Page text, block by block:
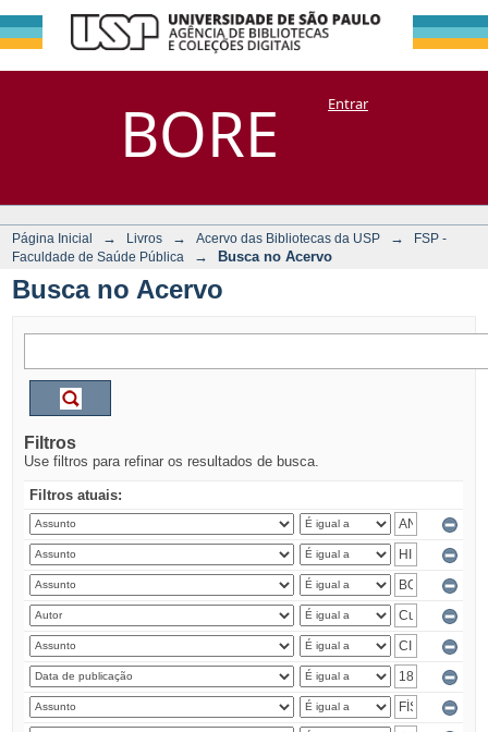
BORE
Busca no Acervo
DSpace/Manakin + CoriscoEntrar
Página Inicial → Livros → Acervo das Bibliotecas da USP →
FSP -
Faculdade de Saúde Pública
→ Busca no Acervo
Busca no Acervo
Filtros
Use filtros para refinar os resultados de busca.
Filtros atuais: